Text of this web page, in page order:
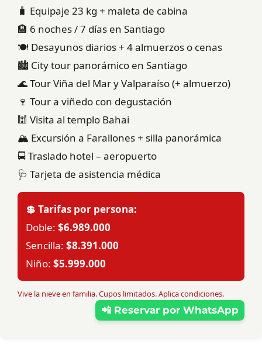
🧳 Equipaje 23 kg + maleta de cabina
🏨 6 noches / 7 días en Santiago
🍽️ Desayunos diarios + 4 almuerzos o cenas
🏙️ City tour panorámico en Santiago
🌊 Tour Viña del Mar y Valparaíso (+ almuerzo)
🍷 Tour a viñedo con degustación
🕍 Visita al templo Bahai
🏔️ Excursión a Farallones + silla panorámica
🚍 Traslado hotel – aeropuerto
🩺 Tarjeta de asistencia médica
💲 Tarifas por persona:
Doble: $6.989.000
Sencilla: $8.391.000
Niño: $5.999.000
Vive la nieve en familia. Cupos limitados. Aplica condiciones.
📲 Reservar por WhatsApp